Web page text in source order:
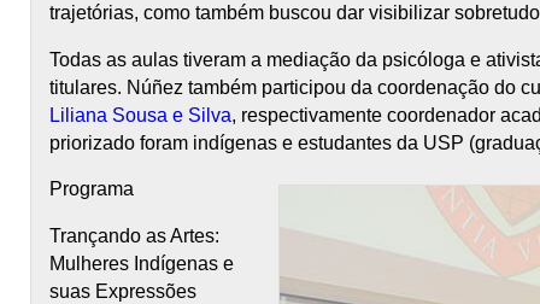
trajetórias, como também buscou dar visibilizar
Todas as aulas tiveram a mediação da psicóloga e
titulares. Núñez também participou da coordenação do
Liliana Sousa e Silva, respectivamente coordenador
priorizado foram indígenas e estudantes da USP
Programa
Trançando as Artes:
Mulheres Indígenas e
suas Expressões